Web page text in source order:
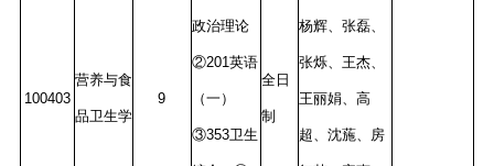
100403
营养与食
品卫生学
9
政治理论
②201英语
（一）
③353卫生
全日
制
杨辉、张磊、
张烁、王杰、
王丽娟、高
超、沈葹、房